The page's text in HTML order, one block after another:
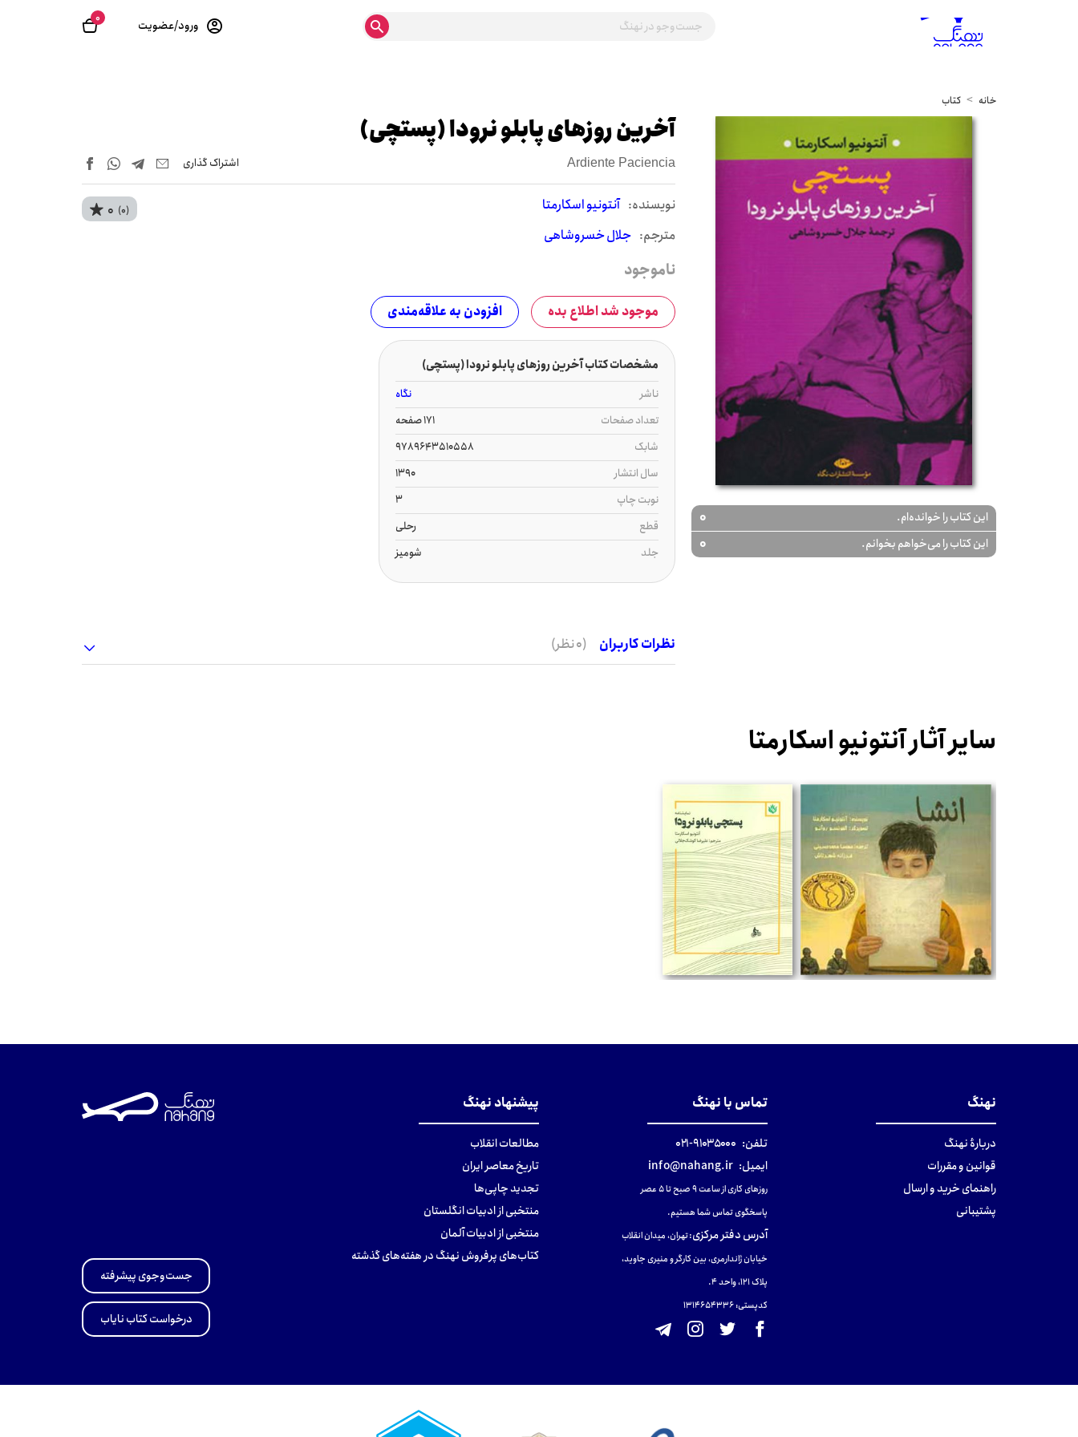
0 ورود/عضویت
خانه کتاب
این کتاب را خوانده‌ام. 0
این کتاب را می‌خواهم بخوانم. 0
آخرین روزهای پابلو نرودا (پستچی)
Ardiente Paciencia اشتراک‌ گذاری
نويسنده: آنتونیو اسکارمتا
مترجم: جلال خسروشاهی
0 (0)
ناموجود
موجود شد اطلاع بده افزودن به علاقه‌مندی
مشخصات کتاب آخرین روزهای پابلو نرودا (پستچی)
ناشر
نگاه
تعداد صفحات
171 صفحه
شابک
9789643510558
سال انتشار
1390
نوبت چاپ
3
قطع
رحلی
جلد
شومیز
نظرات کاربران (0 نظر)
سایر آثار آنتونیو اسکارمتا
نهنگ
دربارهٔ نهنگ
قوانین و مقررات
راهنمای خرید و ارسال
پشتیبانی
تماس با نهنگ
تلفن: ۹۱۰۳۵۰۰۰-۰۲۱
ایمیل: info@nahang.ir
روزهای کاری از ساعت ۹ صبح تا ۵ عصر
پاسخگوی تماس شما هستیم.
آدرس دفتر مرکزی:تهران، میدان انقلاب
خیابان ژاندارمری، بین کارگر و منیری جاوید،
پلاک 121، واحد ۴.
کدپستی: 131465433۶
پیشنهاد نهنگ
مطالعات انقلاب
تاریخ معاصر ایران
تجدید چاپی‌ها
منتخبی از ادبیات انگلستان
منتخبی از ادبیات آلمان
کتاب‌های پرفروش نهنگ در هفته‌های گذشته
جست‌وجوی پیشرفته
درخواست کتاب نایاب